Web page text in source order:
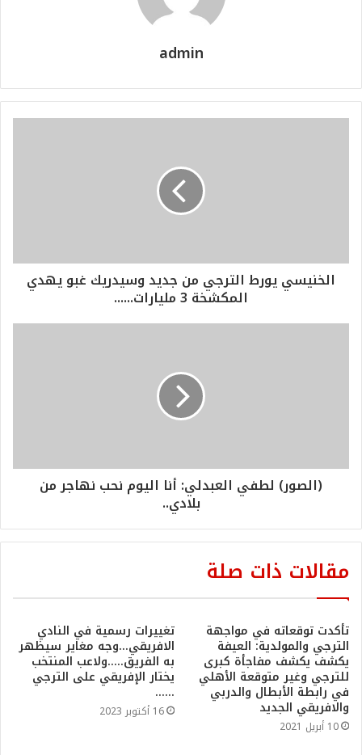
admin
الخنيسي يورط الترجي من جديد وسيدريك غبو يهدي
المكشخة 3 مليارات......
(الصور) لطفي العبدلي: أنا اليوم نحب نهاجر من
بلادي..
مقالات ذات صلة
تأكدت توقعاته في مواجهة
الترجي والمولدية: العيفة
يكشف يكشف مفاجأة كبرى
للترجي وغير متوقعة الأهلي
في رابطة الأبطال والدربي
والافريقي الجديد
10 أبريل 2021
تغييرات رسمية في النادي
الافريقي…وجه مغاير سيظهر
به الفريق…..ولاعب المنتخب
يختار الإفريقي على الترجي
……
16 أكتوبر 2023